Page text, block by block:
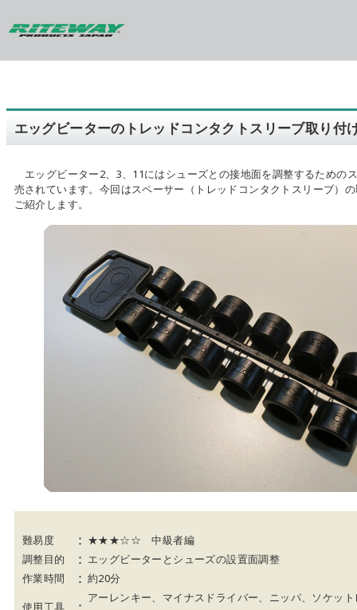
エッグビーターのトレッドコンタクトスリーブ取り付
エッグビーター2、3、11にはシューズとの接地面を調整するための
売されています。今回はスペーサー（トレッドコンタクトスリーブ）
ご紹介します。
難易度 ： ★★★☆☆ 中級者編
調整目的
： エッグビーターとシューズの設置面調整
作業時間
： 約20分
使用工具
アーレンキー、マイナスドライバー、ニッパ、ソケッ